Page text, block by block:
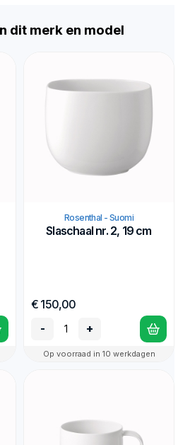
dit merk en model
Rosenthal - Suomi
Slaschaal nr. 2, 19 cm
€ 150,00
-
+
Op voorraad in 10 werkdagen